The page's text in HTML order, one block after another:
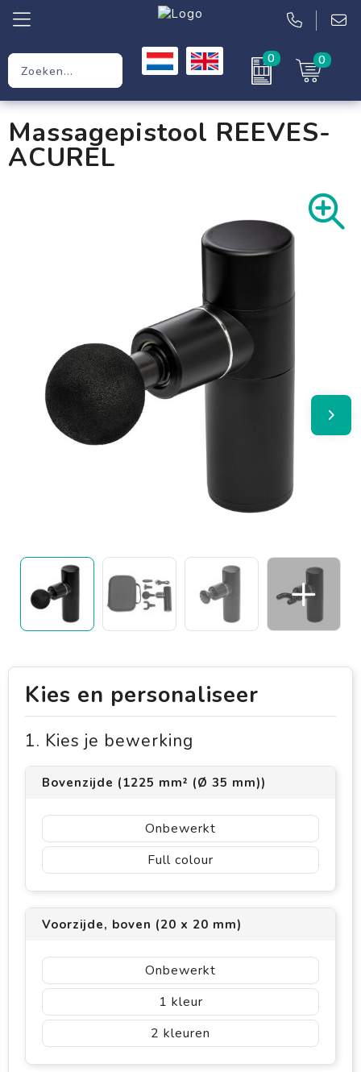
0 0
Werkkleding
Kleding
Massagepistool REEVES-
ACUREL
Kies en personaliseer
1. Kies je bewerking
Bovenzijde (1225 mm² (Ø 35 mm))
Onbewerkt
Full colour
Voorzijde, boven (20 x 20 mm)
Onbewerkt
1
2